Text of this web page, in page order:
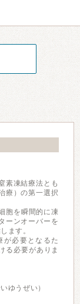
素凍結療法とも
療）の第一選択
胞を瞬間的に凍
ーンオーバーを
ます。
が必要となるた
る必要がありま
ゆうぜい）